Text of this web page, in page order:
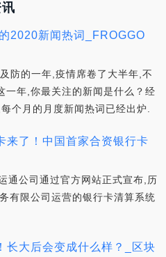
2020新闻热词_FROGGO
防的一年,疫情席卷了大半年,不
一年,你最关注的新闻是什么？经
个月的月度新闻热词已经出炉.
来了！中国首家合资银行卡
通公司通过官方网站正式宣布,历
有限公司运营的银行卡清算系统
长大后会变成什么样？_区块